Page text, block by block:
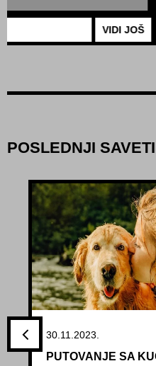
POSLEDNJI SAVETI
30.11.2023.
PUTOVANJE SA